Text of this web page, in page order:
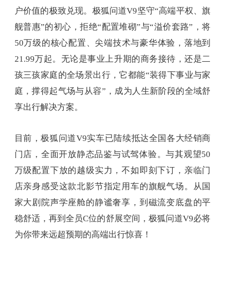
户价值的极致兑现。极狐问道V9坚守“高端平权、旗
舰普惠”的初心，拒绝“配置堆砌”与“溢价套路”，将
50万级的核心配置、尖端技术与豪华体验，落地到
21.99万起。无论是事业上升期的商务接待，还是二
孩三孩家庭的全场景出行，它都能“装得下事业与家
庭，撑得起气场与从容”，成为人生新阶段的全域舒
享出行解决方案。
目前，极狐问道V9实车已陆续抵达全国各大经销商
门店，全面开放静态品鉴与试驾体验。与其观望50
万级配置下放的越级实力，不如即刻下订，亲临门
店亲身感受这款北影节指定用车的旗舰气场。从国
家大剧院声学座舱的静谧奢享，到磁流变底盘的平
稳舒适，再到全员C位的舒展空间，极狐问道V9必将
为你带来远超预期的高端出行惊喜！